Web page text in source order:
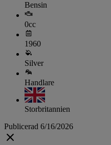
Bensin
0cc
1960
Silver
Handlare
Storbritannien
Publicerad 6/16/2026